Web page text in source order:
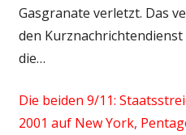
Gasgranate verletzt. Das
den
die…
Die beiden 9/11:
2001 auf New York,